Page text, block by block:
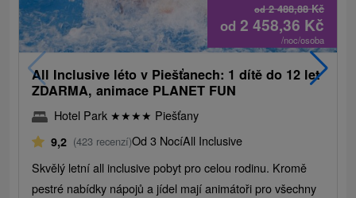
od2 488,88Kč
od 2 458,36 Kč
/noc/osoba
All Inclusive léto v Piešťanech: 1 dítě do 12 let
ZDARMA, animace PLANET FUN
Hotel Park ★★★★ Piešťany
9,2 (423 recenzí)Od 3 NocíAll Inclusive
Skvělý letní all inclusive pobyt pro celou rodinu. Kromě
pestré nabídky nápojů a jídel mají animátoři pro všechny